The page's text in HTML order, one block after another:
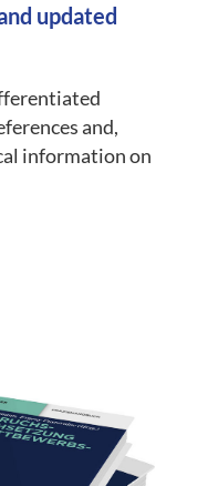
updated
and,
information on